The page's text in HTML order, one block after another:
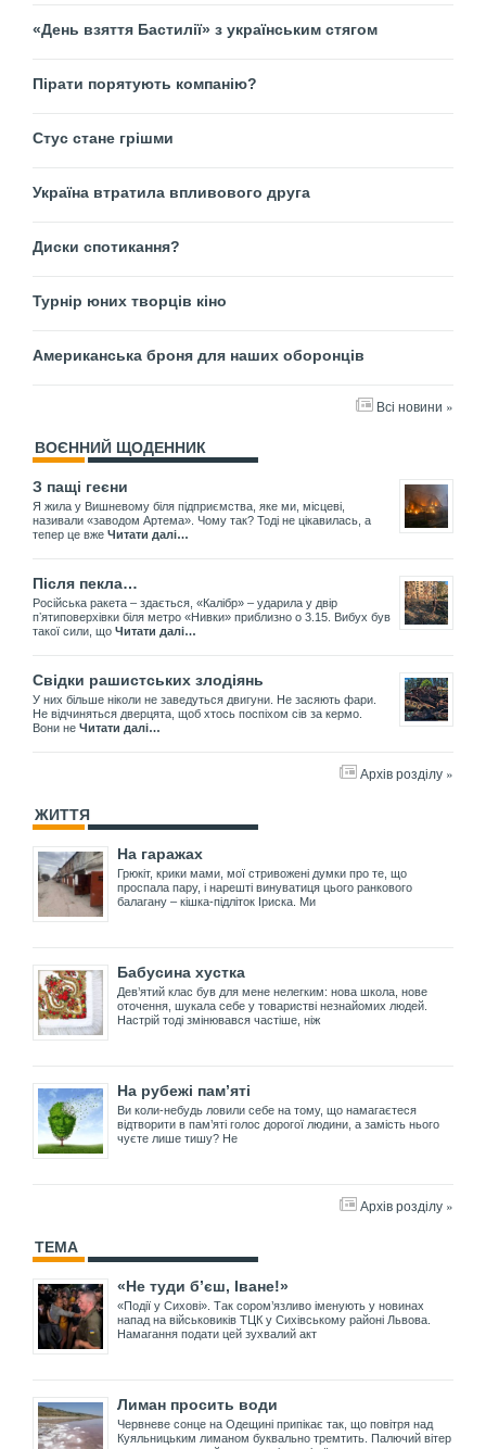
«День взяття Бастилії» з українським стягом
Пірати порятують компанію?
Стус стане грішми
Україна втратила впливового друга
Диски спотикання?
Турнір юних творців кіно
Американська броня для наших оборонців
Всі новини »
ВОЄННИЙ ЩОДЕННИК
З пащі геєни
Я жила у Вишневому біля підприємства, яке ми, місцеві,
називали «заводом Артема». Чому так? Тоді не цікавилась, а
тепер це вже Читати далі…
Після пекла…
Російська ракета – здається, «Калібр» – ударила у двір
пʼятиповерхівки біля метро «Нивки» приблизно о 3.15. Вибух був
такої сили, що Читати далі…
Свідки рашистських злодіянь
У них більше ніколи не заведуться двигуни. Не засяють фари.
Не відчиняться дверцята, щоб хтось поспіхом сів за кермо.
Вони не Читати далі…
Архів розділу »
ЖИТТЯ
На гаражах
Грюкіт, крики мами, мої стривожені думки про те, що
проспала пару, і нарешті винуватиця цього ранкового
балагану – кішка-підліток Іриска. Ми
Бабусина хустка
Дев’ятий клас був для мене нелегким: нова школа, нове
оточення, шукала себе у товаристві незнайомих людей.
Настрій тоді змінювався частіше, ніж
На рубежі пам’яті
Ви коли-небудь ловили себе на тому, що намагаєтеся
відтворити в пам’яті голос дорогої людини, а замість нього
чуєте лише тишу? Не
Архів розділу »
ТЕМА
«Не туди б’єш, Іване!»
«Події у Сихові». Так сором’язливо іменують у новинах
напад на військовиків ТЦК у Сихівському районі Львова.
Намагання подати цей зухвалий акт
Лиман просить води
Червневе сонце на Одещині припікає так, що повітря над
Куяльницьким лиманом буквально тремтить. Палючий вітер